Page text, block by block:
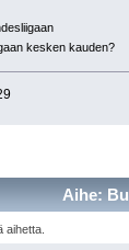
kesken kauden?
Aihe:
aihetta.